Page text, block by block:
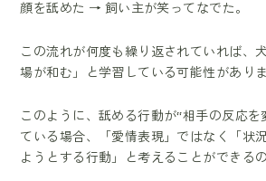
顔を舐めた → 飼い主が笑ってなでた。
この流れが何度も繰り返されていれば、
場が和む」と学習している可能性がありま
このように、舐める行動が“相手の反応を
ている場合、「愛情表現」ではなく「状
ようとする行動」と考えることができるの